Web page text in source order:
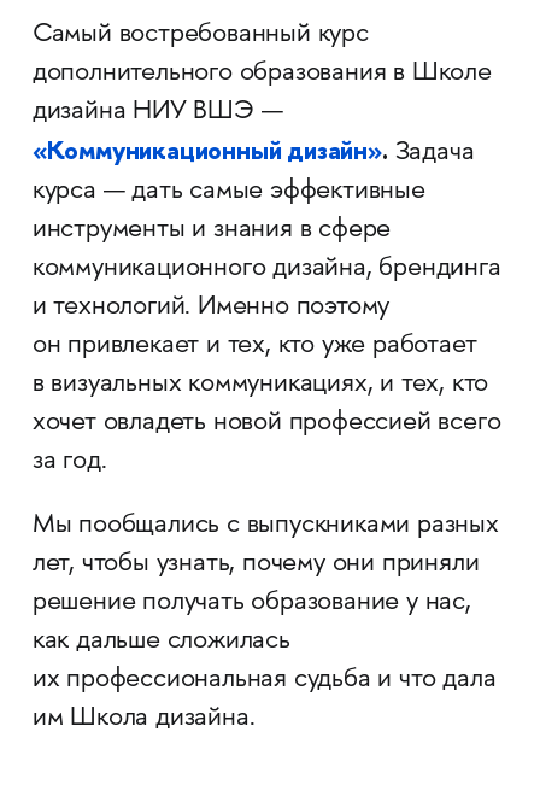
Самый востребованный курс
дополнительного образования в Школе
дизайна НИУ ВШЭ —
«Коммуникационный дизайн». Задача
курса — дать самые эффективные
инструменты и знания в сфере
коммуникационного дизайна, брендинга
и технологий. Именно поэтому
он привлекает и тех, кто уже работает
в визуальных коммуникациях, и тех, кто
хочет овладеть новой профессией всего
за год.
Мы пообщались с выпускниками разных
лет, чтобы узнать, почему они приняли
решение получать образование у нас,
как дальше сложилась
их профессиональная судьба и что дала
им Школа дизайна.